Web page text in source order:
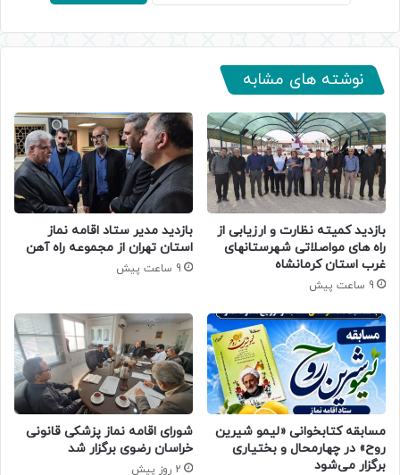
نوشته های مشابه
بازدید کمیته نظارت و ارزیابی از
راه های مواصلاتی شهرستانهای
غرب استان کرمانشاه
9 ساعت پیش
بازدید مدیر ستاد اقامه نماز
استان تهران از مجموعه راه آهن
9 ساعت پیش
مسابقه کتابخوانی «لیمو شیرین
روح» در چهارمحال و بختیاری
برگزار می‌شود
شورای اقامه نماز پزشکی قانونی
خراسان رضوی برگزار شد
2 روز پیش